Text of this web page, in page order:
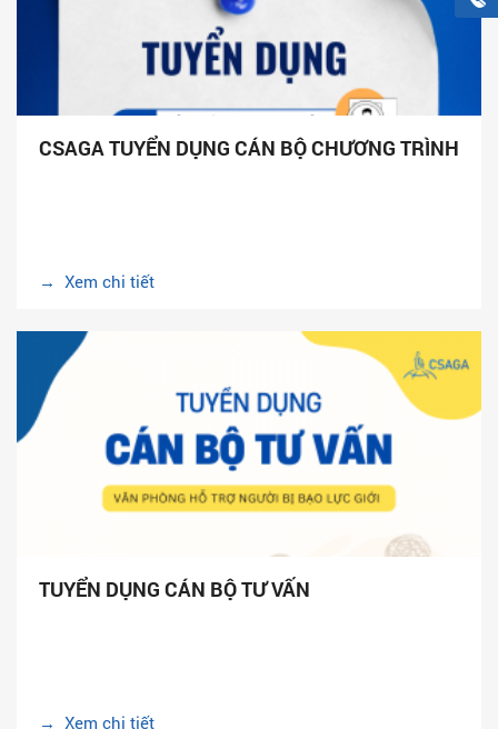
CSAGA TUYỂN DỤNG CÁN BỘ CHƯƠNG TRÌNH
→ Xem chi tiết
TUYỂN DỤNG CÁN BỘ TƯ VẤN
→ Xem chi tiết